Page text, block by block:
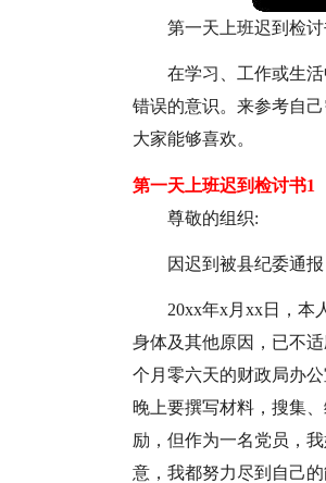
第一天上班迟到检讨
在学习、工作或生
错误的意识。来参考自
大家能够喜欢。
第一天上班迟到检讨书1
尊敬的组织:
因迟到被县纪委通
20xx年x月xx日，本
身体及其他原因，已不
个月零六天的财政局办
晚上要撰写材料，搜集
励，但作为一名党员，
意，我都努力尽到自己的